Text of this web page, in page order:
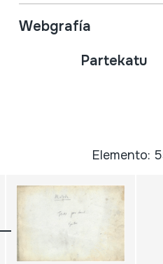
Webgrafía
Partekatu
Elemento: